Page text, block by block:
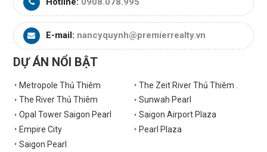
E-mail: nancyquynh@premierrealty.vn
DỰ ÁN NỔI BẬT
Metropole Thủ Thiêm
The Zeit River Thủ Thiêm .
The River Thủ Thiêm
Sunwah Pearl
Opal Tower Saigon Pearl
Saigon Airport Plaza
Empire City
Pearl Plaza
Saigon Pearl